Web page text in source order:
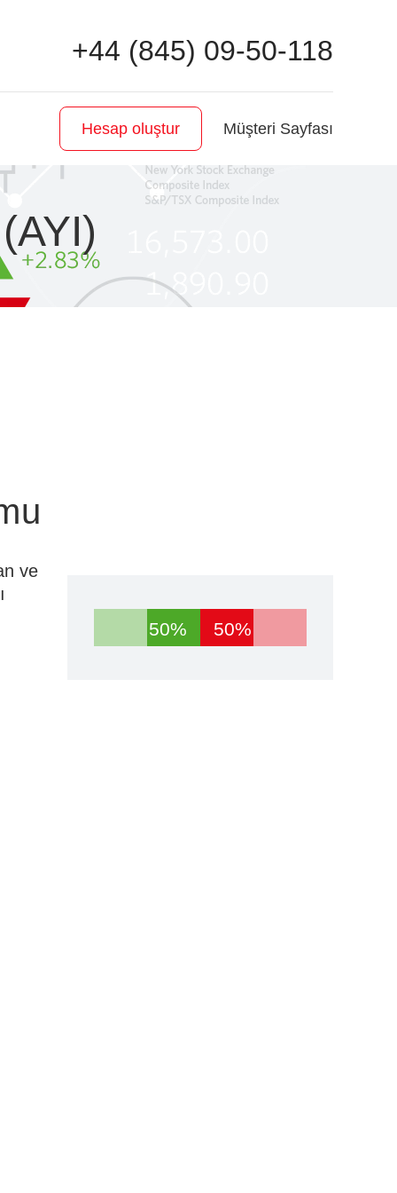
+44 (845) 09-50-118
Hesap oluştur Müşteri Sayfası
ve
50% 50%